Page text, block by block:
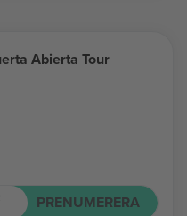
Abierta Tour
PRENUMERERA